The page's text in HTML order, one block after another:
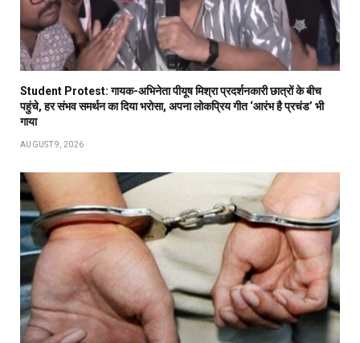
Student Protest: गायक-अभिनेता पीयूष मिश्रा प्रदर्शनकारी छात्रों के बीच
पहुंचे, हर संभव समर्थन का दिया भरोसा, अपना लोकप्रिय गीत ‘आरंभ है प्रचंड’ भी
गाया
AUGUST 9, 2026